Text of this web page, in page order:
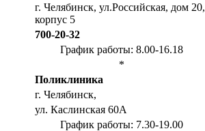
г. Челябинск, ул.Российская, дом 20,
корпус 5
700-20-32
График работы: 8.00-16.18
*
Поликлиника
г. Челябинск,
ул. Каслинская 60А
График работы: 7.30-19.00